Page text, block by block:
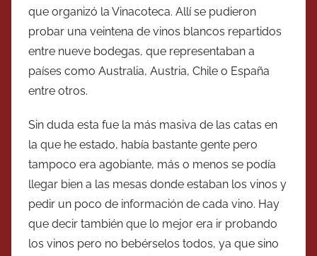
que organizó la Vinacoteca. Allí se pudieron
probar una veintena de vinos blancos repartidos
entre nueve bodegas, que representaban a
países como Australia, Austria, Chile o España
entre otros.
Sin duda esta fue la más masiva de las catas en
la que he estado, había bastante gente pero
tampoco era agobiante, más o menos se podía
llegar bien a las mesas donde estaban los vinos y
pedir un poco de información de cada vino. Hay
que decir también que lo mejor era ir probando
los vinos pero no bebérselos todos, ya que sino